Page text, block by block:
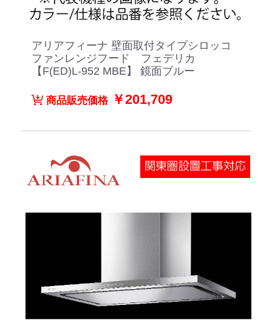
アリアフィーナ 壁面取付タイプシロッコ
ファンレンジフード フェデリカ
【F(ED)L-952 MBE】 鏡面ブルー
商品販売価格￥201,709